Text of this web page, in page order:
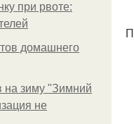
при рвоте:
домашнего
на зиму "Зимний
не